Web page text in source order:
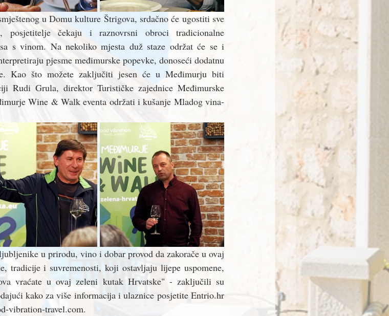
u Domu kulture Štrigova, srdačno će ugostiti sve
čekaju i raznovrsni obroci tradicionalne
s vinom. Na nekoliko mjesta duž staze održat će se i
pjesme međimurske popevke, donoseći dodatnu
Kao što možete zaključiti jesen će u Međimurju biti
Rudi Grula, direktor Turističke zajednice Međimurske
Wine & Walk eventa održati i kušanje Mladog vina-
u prirodu, vino i dobar provod da zakorače u ovaj
tradicije i suvremenosti, koji ostavljaju lijepe uspomene,
vraćate u ovaj zeleni kutak Hrvatske" - zaključili su
kako za više informacija i ulaznice posjetite Entrio.hr
vibration-travel.com.